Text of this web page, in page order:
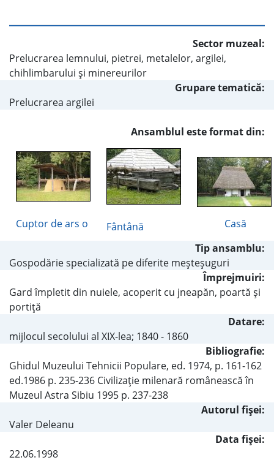
Sector muzeal:
Prelucrarea lemnului, pietrei, metalelor, argilei,
chihlimbarului şi minereurilor
Grupare tematică:
Prelucrarea argilei
Ansamblul este format din:
Cuptor de ars o Fântână
Casă
Tip ansamblu:
Gospodărie specializată pe diferite meşteşuguri
Împrejmuiri:
Gard împletit din nuiele, acoperit cu jneapăn, poartă şi
portiţă
Datare:
mijlocul secolului al XIX-lea; 1840 - 1860
Bibliografie:
Ghidul Muzeului Tehnicii Populare, ed. 1974, p. 161-162
ed.1986 p. 235-236 Civilizaţie milenară românească în
Muzeul Astra Sibiu 1995 p. 237-238
Autorul fişei:
Valer Deleanu
Data fișei:
22.06.1998